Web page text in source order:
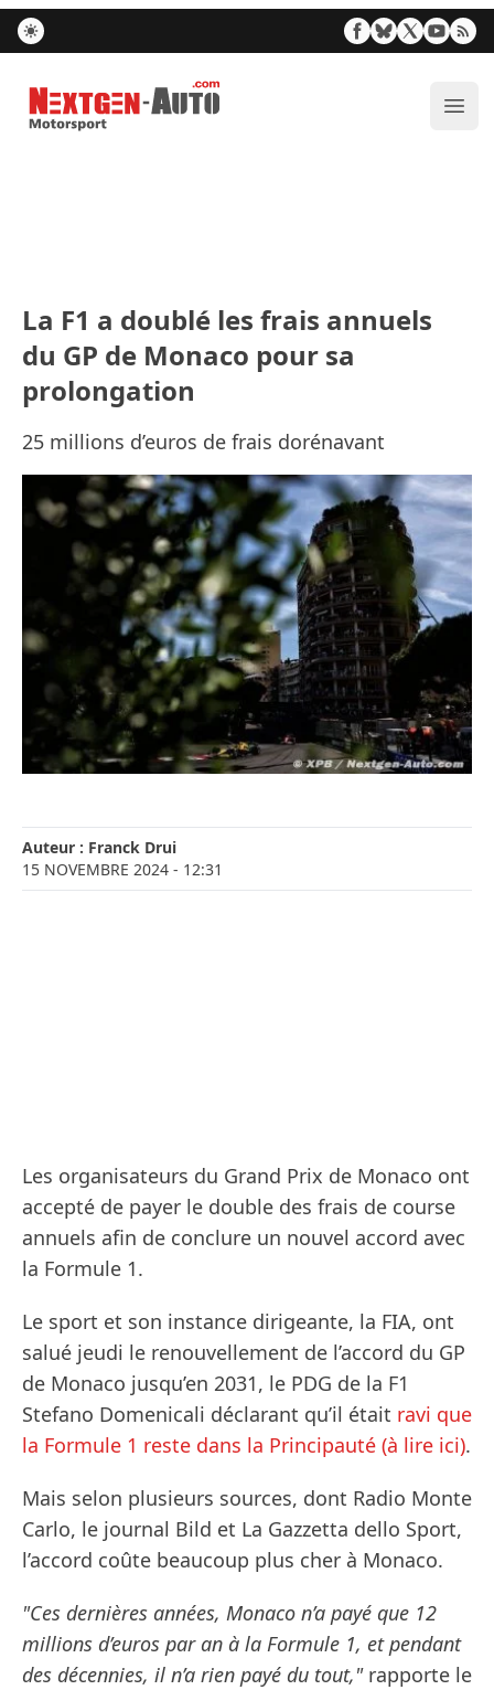
Nextgen-Auto.com
La F1 a doublé les frais annuels
du GP de Monaco pour sa
prolongation
25 millions d’euros de frais dorénavant
Auteur : Franck Drui
15 NOVEMBRE 2024 - 12:31
Les organisateurs du Grand Prix de Monaco ont
accepté de payer le double des frais de course
annuels afin de conclure un nouvel accord avec
la Formule 1.
Le sport et son instance dirigeante, la FIA, ont
salué jeudi le renouvellement de l’accord du GP
de Monaco jusqu’en 2031, le PDG de la F1
Stefano Domenicali déclarant qu’il était ravi que
la Formule 1 reste dans la Principauté (à lire ici).
Mais selon plusieurs sources, dont Radio Monte
Carlo, le journal Bild et La Gazzetta dello Sport,
l’accord coûte beaucoup plus cher à Monaco.
"Ces dernières années, Monaco n’a payé que 12
millions d’euros par an à la Formule 1, et pendant
des décennies, il n’a rien payé du tout,"rapporte le